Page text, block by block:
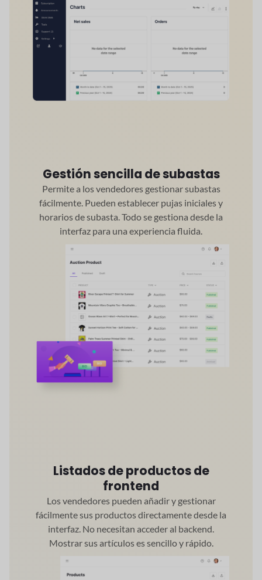
Gestión sencilla de subastas
Permite a los vendedores gestionar subastas
fácilmente. Pueden establecer pujas iniciales y
horarios de subasta. Todo se gestiona desde la
interfaz para una experiencia fluida.
Listados de productos de
frontend
Los vendedores pueden añadir y gestionar
fácilmente sus productos directamente desde la
interfaz. No necesitan acceder al backend.
Mostrar sus artículos es sencillo y rápido.